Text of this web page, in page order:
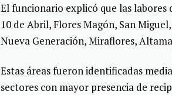
El funcionario explicó que las labores
10 de Abril, Flores Magón, San
Nueva Generación, Miraflores,
Estas áreas fueron identificadas
sectores con mayor presencia de